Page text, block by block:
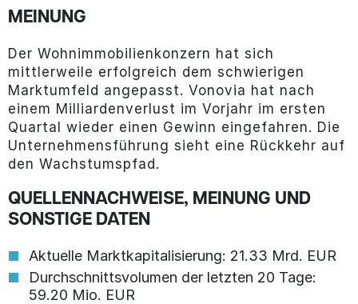
MEINUNG
Der Wohnimmobilienkonzern hat sich
mittlerweile erfolgreich dem schwierigen
Marktumfeld angepasst. Vonovia hat nach
einem Milliardenverlust im Vorjahr im ersten
Quartal wieder einen Gewinn eingefahren. Die
Unternehmensführung sieht eine Rückkehr auf
den Wachstumspfad.
QUELLENNACHWEISE, MEINUNG UND
SONSTIGE DATEN
Aktuelle Marktkapitalisierung: 21.33 Mrd. EUR
Durchschnittsvolumen der letzten 20 Tage:
59.20 Mio. EUR